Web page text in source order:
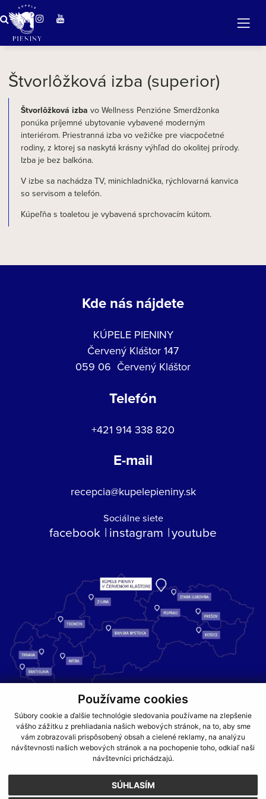
Používame cookies
Súbory cookie a ďalšie technológie sledovania používame na zlepšenie
vášho zážitku z prehliadania našich webových stránok, na to, aby sme
vám zobrazovali prispôsobený obsah a cielené reklamy, na analýzu
návštevnosti našich webových stránok a na pochopenie toho, odkiaľ naši
návštevníci prichádzajú.
SÚHLASÍM
Štvorlôžková izba (superior)
Štvorlôžková izba vo Wellness Penzióne Smerdžonka
ponúka príjemné ubytovanie vybavené moderným
interiérom. Priestranná izba vo vežičke pre viacpočetné
rodiny, z ktorej sa naskytá krásny výhľad do okolitej prírody.
Izba je bez balkóna.
V izbe sa nachádza TV, minichladnička, rýchlovarná kanvica
so servisom a telefón.
Kúpeľňa s toaletou je vybavená sprchovacím kútom.
Kde nás nájdete
KÚPELE PIENINY
Červený Kláštor 147
059 06 Červený Kláštor
Telefón
+421 914 338 820
E-mail
recepcia@kupelepieniny.sk
Sociálne siete
facebook instagram youtube
Kúpele Pieniny – miesto, kde sa príroda stretáva s liečivou silou
vody a oddychom pre telo aj dušu.
GDPR COOKIES PARTNERI
JEDÁLNY LÍSTOK
CENNÍKY
NA ZAČIATOK STRÁNKY